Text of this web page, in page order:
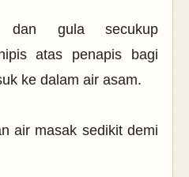
dan gula secukup
atas penapis bagi
ke dalam air asam.
air masak sedikit demi